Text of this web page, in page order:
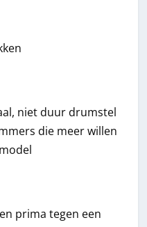
niet duur drumstel
die meer willen
prima tegen een